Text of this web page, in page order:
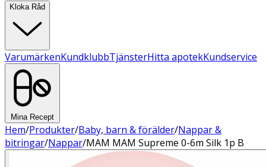
Kloka Råd
VarumärkenKundklubbTjänsterHitta apotekKundservice
Mina Recept
Hem/Produkter/Baby, barn & förälder/Nappar &
bitringar/Nappar/MAM MAM Supreme 0-6m Silk 1p B